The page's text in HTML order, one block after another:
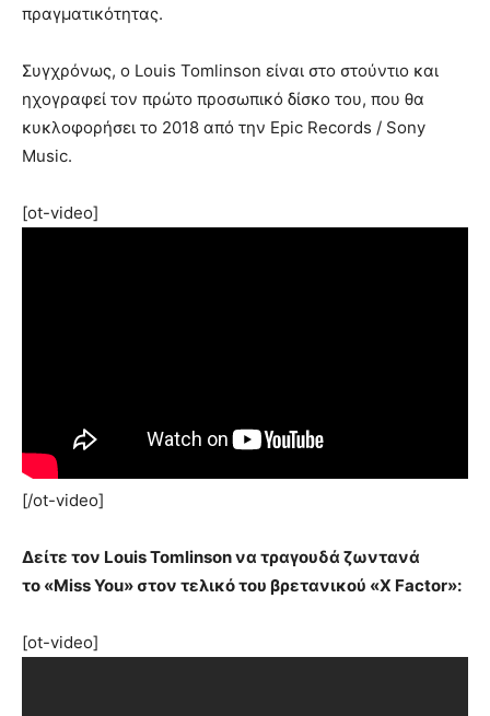
πραγματικότητας.
Συγχρόνως, ο Louis Tomlinson είναι στο στούντιο και
ηχογραφεί τον πρώτο προσωπικό δίσκο του, που θα
κυκλοφορήσει το 2018 από την Epic Records / Sony
Music.
[ot-video]
[/ot-video]
Δείτε τον Louis Tomlinson να τραγουδά ζωντανά
το «Miss You» στον τελικό του βρετανικού «X Factor»:
[ot-video]